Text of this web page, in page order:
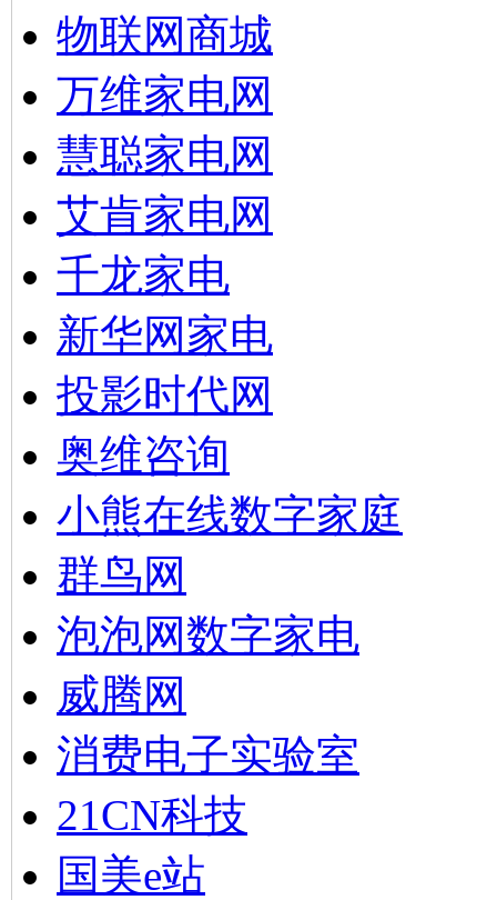
物联网商城
万维家电网
慧聪家电网
艾肯家电网
千龙家电
新华网家电
投影时代网
奥维咨询
小熊在线数字家庭
群鸟网
泡泡网数字家电
威腾网
消费电子实验室
21CN科技
国美e站